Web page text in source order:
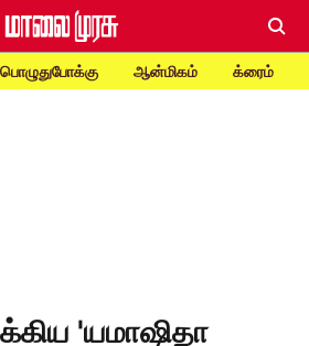
பொழுதுபோக்கு ஆன்மிகம் க்ரைம்
'யமாஷிதா